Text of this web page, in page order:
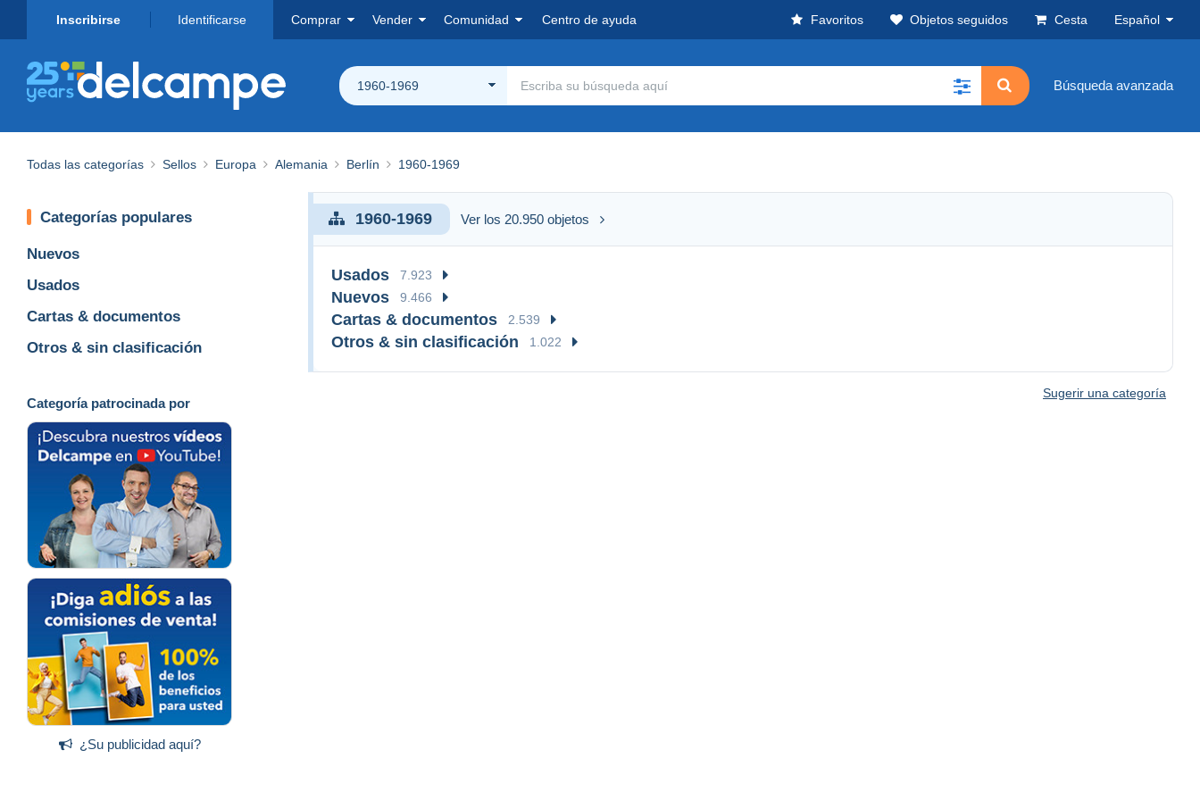
Inscribirse Identificarse Comprar Vender Comunidad Centro de ayuda Favoritos Objetos seguidos Cesta Español
1960-1969 Búsqueda avanzada
Todas las categorías Sellos Europa Alemania Berlín 1960-1969
Categorías populares
Nuevos
Usados
Cartas & documentos
Otros & sin clasificación
Categoría patrocinada por
¿Su publicidad aquí?
1960-1969 Ver los 20.950 objetos
Usados 7.923
Nuevos 9.466
Cartas & documentos 2.539
Otros & sin clasificación 1.022
Sugerir una categoría